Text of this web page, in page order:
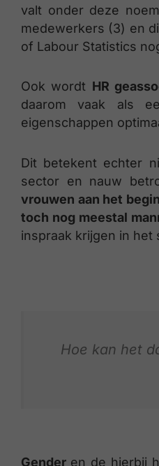
valt onder deze
medewerkers (3) en
of Labour Statistics
Ook wordt HR
daarom vaak als
eigenschappen
Dit betekent echter
sector en nauw
vrouwen aan het
toch nog meestal
inspraak krijgen in het
Hoe kan het
Gender en de hierbij